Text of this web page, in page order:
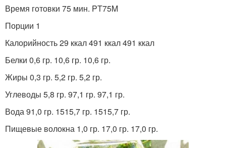
Время готовки 75 мин. PT75M
Порции 1
Калорийность 29 ккал 491 ккал 491 ккал
Белки 0,6 гр. 10,6 гр. 10,6 гр.
Жиры 0,3 гр. 5,2 гр. 5,2 гр.
Углеводы 5,8 гр. 97,1 гр. 97,1 гр.
Вода 91,0 гр. 1515,7 гр. 1515,7 гр.
Пищевые волокна 1,0 гр. 17,0 гр. 17,0 гр.